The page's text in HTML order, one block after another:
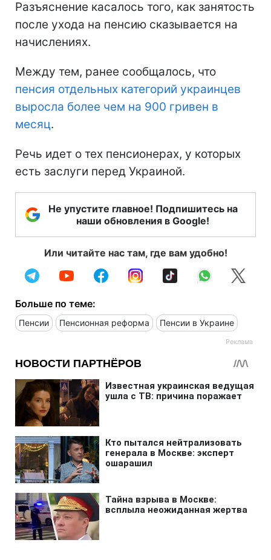
Разъяснение касалось того, как занятость
после ухода на пенсию сказывается на
начислениях.
Между тем, ранее сообщалось, что
пенсия отдельных категорий украинцев
выросла более чем на 900 гривен в
месяц.
Речь идет о тех пенсионерах, у которых
есть заслуги перед Украиной.
Не упустите главное! Подпишитесь на
наши обновления в Google!
Или читайте нас там, где вам удобно!
Больше по теме:
Пенсии Пенсионная реформа Пенсии в Украине